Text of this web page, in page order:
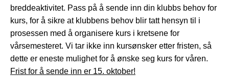
breddeaktivitet. Pass på å sende inn din klubbs behov for
kurs, for å sikre at klubbens behov blir tatt hensyn til i
prosessen med å organisere kurs i kretsene for
vårsemesteret. Vi tar ikke inn kursønsker etter fristen, så
dette er eneste mulighet for å ønske seg kurs for våren.
Frist for å sende inn er 15. oktober!